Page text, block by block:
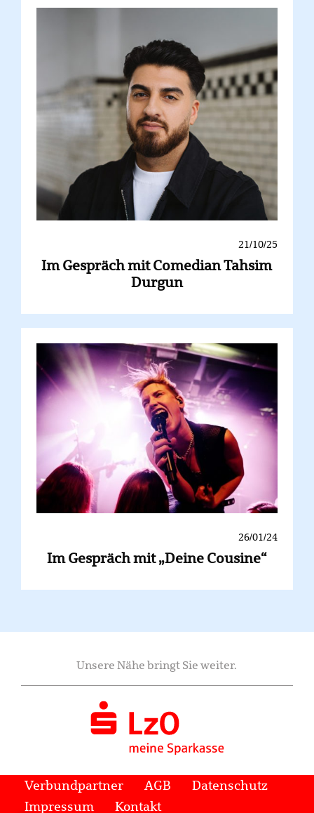
21/10/25
Im Gespräch mit Comedian Tahsim
Durgun
26/01/24
Im Gespräch mit „Deine Cousine“
Unsere Nähe bringt Sie weiter.
Verbundpartner AGB
Datenschutz
Impressum
Kontakt